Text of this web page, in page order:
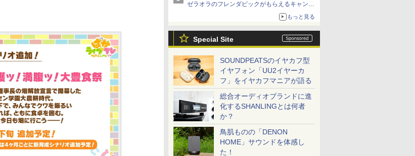
ゼラオラのフレンダピックがもらえるキャンペ
もっと見る
Special Site
SOUNDPEATSのイヤカフ型
イヤフォン「UU2イヤーカ
フ」をイヤカフマニアが語る
総合オーディオブランドに進
化するSHANLINGとは何者
か？
鳥肌ものの「DENON
HOME」サウンドを体感し
た！